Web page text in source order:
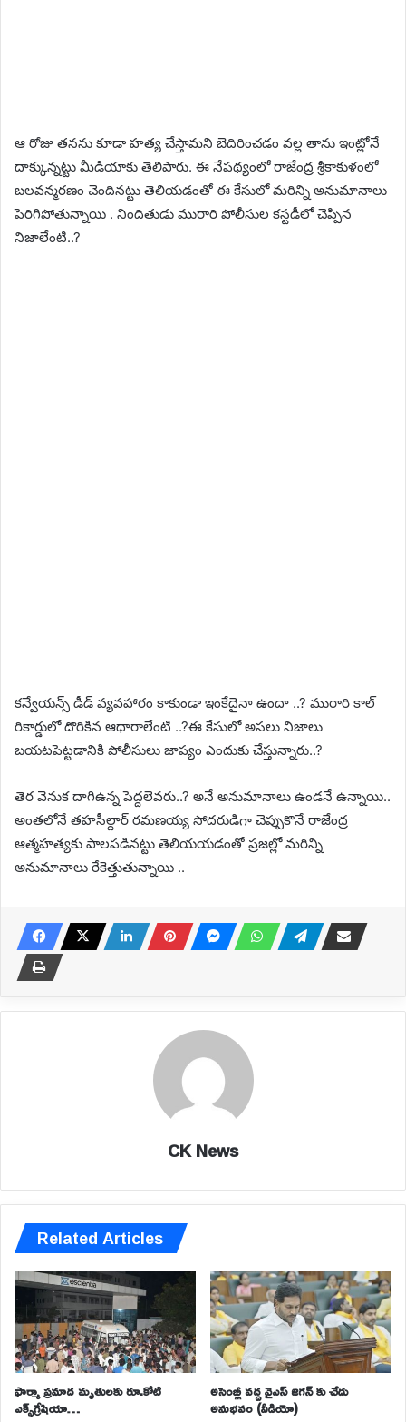
ఆ రోజు తనను కూడా హత్య చేస్తామని బెదిరించడం వల్ల తాను ఇంట్లోనే
దాక్కున్నట్టు మీడియాకు తెలిపారు. ఈ నేపథ్యంలో రాజేంద్ర శ్రీకాకుళంలో
బలవన్మరణం చెందినట్టు తెలియడంతో ఈ కేసులో మరిన్ని అనుమానాలు
పెరిగిపోతున్నాయి . నిందితుడు మురారి పోలీసుల కస్టడీలో చెప్పిన
నిజాలేంటి..?
కన్వేయన్స్ డీడ్ వ్యవహారం కాకుండా ఇంకేదైనా ఉందా ..? మురారి కాల్
రికార్డులో దొరికిన ఆధారాలేంటి ..?ఈ కేసులో అసలు నిజాలు
బయటపెట్టడానికి పోలీసులు జాప్యం ఎందుకు చేస్తున్నారు..?
తెర వెనుక దాగిఉన్న పెద్దలెవరు..? అనే అనుమానాలు ఉండనే ఉన్నాయి..
అంతలోనే తహసీల్దార్ రమణయ్య సోదరుడిగా చెప్పుకొనే రాజేంద్ర
ఆత్మహత్యకు పాలపడినట్టు తెలియయడంతో ప్రజల్లో మరిన్ని
అనుమానాలు రేకెత్తుతున్నాయి ..
CK News
Related Articles
ఫార్మా ప్రమాద మృతులకు రూ.కోటి
ఎక్స్‌గ్రేషియా…
అసెంబ్లీ వద్ద వైఎస్ జగన్ కు చేదు
అనుభవం (వీడియో)